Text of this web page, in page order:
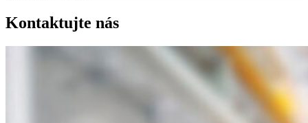
Kontaktujte nás